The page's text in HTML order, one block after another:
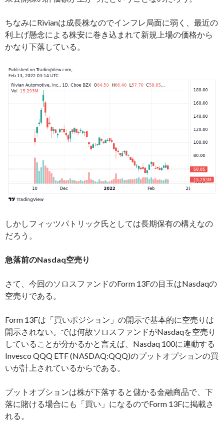
ちなみにRivianは成長株なのでインフレ局面に弱く、最近の
利上げ懸念による株安に巻き込まれて新規上場の価格から
かなり下落している。
しかしフィッツパトリック氏としては長期保有の構えなの
だろう。
急落前のNasdaq空売り
さて、今回のソロスファンドのForm 13Fの目玉はNasdaqの
空売りである。
Form 13Fは「買いポジション」の開示で基本的に空売りは
開示されない。では何故ソロスファンドがNasdaqを空売り
していることが分かるかと言えば、Nasdaq 100に連動する
Invesco QQQ ETF (NASDAQ:QQQ)のプットオプションの買
いが計上されているからである。
プットオプションは株が下落すると儲かる金融商品で、下
落に賭ける場合にも「買い」になるのでForm 13Fに掲載さ
れる。